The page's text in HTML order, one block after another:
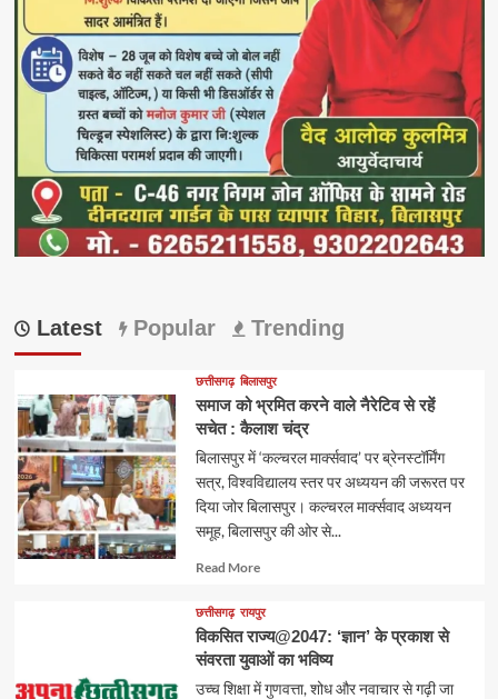
Latest Popular Trending
छत्तीसगढ़ बिलासपुर
समाज को भ्रमित करने वाले नैरेटिव से रहें
सचेत : कैलाश चंद्र
बिलासपुर में ‘कल्चरल मार्क्सवाद’ पर ब्रेनस्टॉर्मिंग
सत्र, विश्वविद्यालय स्तर पर अध्ययन की जरूरत पर
दिया जोर बिलासपुर। कल्चरल मार्क्सवाद अध्ययन
समूह, बिलासपुर की ओर से...
Read MoreRead
about
छत्तीसगढ़ रायपुर
विकसित राज्य@2047: ‘ज्ञान’ के प्रकाश से
संवरता युवाओं का भविष्य
उच्च शिक्षा में गुणवत्ता, शोध और नवाचार से गढ़ी जा